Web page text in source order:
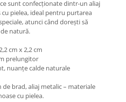
sunt confecționate dintr-un aliaj
pielea, ideal pentru purtarea
atunci când dorești să
natură.
cm x 2,2 cm
prelungitor
nuanțe calde naturale
de brad, aliaj metalic – materiale
cu pielea.